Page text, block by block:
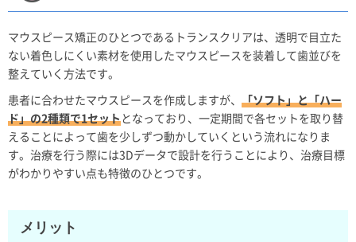
マウスピース矯正のひとつであるトランスクリアは、透明で目立た
ない着色しにくい素材を使用したマウスピースを装着して歯並びを
整えていく方法です。
患者に合わせたマウスピースを作成しますが、 「ソフト」と「ハー
ド」の2種類で1セットとなっており、一定期間で各セットを取り替
えることによって歯を少しずつ動かしていくという流れになりま
す。治療を行う際には3Dデータで設計を行うことにより、治療目標
がわかりやすい点も特徴のひとつです。
メリット